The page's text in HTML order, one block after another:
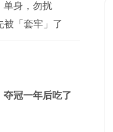
单身，勿扰
被「套牢」了
夺冠一年后吃了